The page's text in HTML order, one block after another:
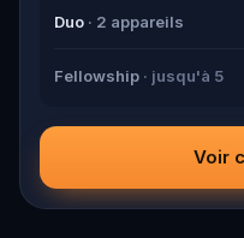
Duo · 2 appareils
Fellowship · jusqu'à 5
Voir